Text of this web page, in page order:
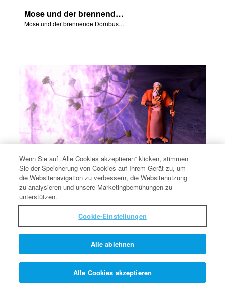
Mose und der brennende Dornbusch.
Mose und der brennende Dornbusch.
Die Geschichte vom brennenden Dornbusch.
Wenn Sie auf „Alle Cookies akzeptieren“ klicken, stimmen
Sie der Speicherung von Cookies auf Ihrem Gerät zu, um
die Websitenavigation zu verbessern, die Websitenutzung
zu analysieren und unsere Marketingbemühungen zu
unterstützen.
Cookie-Einstellungen
Alle ablehnen
Alle Cookies akzeptieren